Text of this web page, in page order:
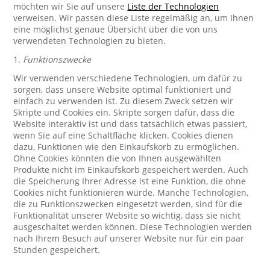
möchten wir Sie auf unsere Liste der Technologien
verweisen. Wir passen diese Liste regelmäßig an, um Ihnen
eine möglichst genaue Übersicht über die von uns
verwendeten Technologien zu bieten.
1. Funktionszwecke
Wir verwenden verschiedene Technologien, um dafür zu
sorgen, dass unsere Website optimal funktioniert und
einfach zu verwenden ist. Zu diesem Zweck setzen wir
Skripte und Cookies ein. Skripte sorgen dafür, dass die
Website interaktiv ist und dass tatsächlich etwas passiert,
wenn Sie auf eine Schaltfläche klicken. Cookies dienen
dazu, Funktionen wie den Einkaufskorb zu ermöglichen.
Ohne Cookies könnten die von Ihnen ausgewählten
Produkte nicht im Einkaufskorb gespeichert werden. Auch
die Speicherung Ihrer Adresse ist eine Funktion, die ohne
Cookies nicht funktionieren würde. Manche Technologien,
die zu Funktionszwecken eingesetzt werden, sind für die
Funktionalität unserer Website so wichtig, dass sie nicht
ausgeschaltet werden können. Diese Technologien werden
nach Ihrem Besuch auf unserer Website nur für ein paar
Stunden gespeichert.